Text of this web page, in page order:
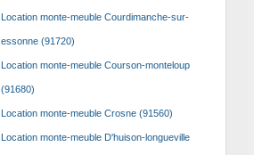
Location monte-meuble Courdimanche-sur-
essonne (91720)
Location monte-meuble Courson-monteloup
(91680)
Location monte-meuble Crosne (91560)
Location monte-meuble D'huison-longueville